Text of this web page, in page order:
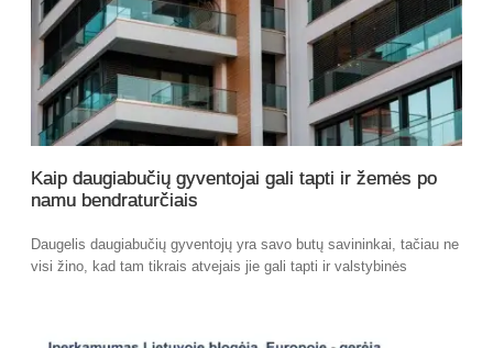
Kaip daugiabučių gyventojai gali tapti ir žemės po
namu bendraturčiais
Daugelis daugiabučių gyventojų yra savo butų savininkai, tačiau ne
visi žino, kad tam tikrais atvejais jie gali tapti ir valstybinės